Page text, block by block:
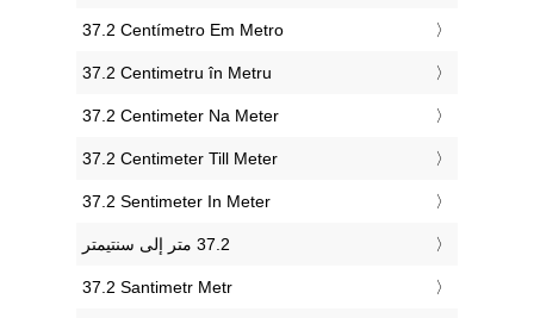
‎37.2 Centímetro Em Metro
‎37.2 Centimetru în Metru
‎37.2 Centimeter Na Meter
‎37.2 Centimeter Till Meter
‎37.2 Sentimeter In Meter
‎37.2 Santimetr Metr